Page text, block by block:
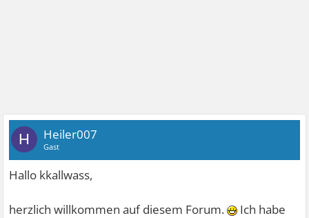
H Heiler007
Gast
Hallo kkallwass,
herzlich willkommen auf diesem Forum.
Ich habe